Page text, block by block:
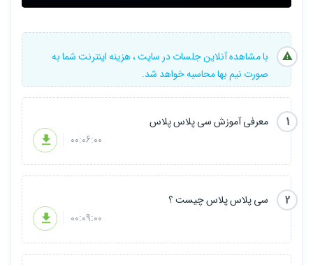
برای آشنایی بهتر با این دوره،‌ پیشنهاد می کنیم ویدیو معرفی را مشاهده
نمایید. با مشاهده آنلاین جلسات در سایت ، هزینه اینترنت شما به
صورت نیم بها محاسبه خواهد شد.
1
معرفی آموزش سی پلاس پلاس
00:06:00
2
سی پلاس پلاس چیست ؟
00:09:00